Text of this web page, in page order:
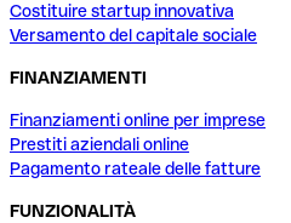
Costituire startup innovativa
Versamento del capitale sociale
FINANZIAMENTI
Finanziamenti online per imprese
Prestiti aziendali online
Pagamento rateale delle fatture
FUNZIONALITÀ